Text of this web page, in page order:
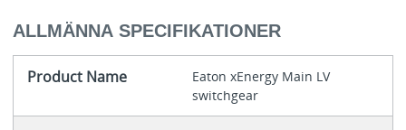
ALLMÄNNA SPECIFIKATIONER
Product Name
Eaton xEnergy Main LV
switchgear